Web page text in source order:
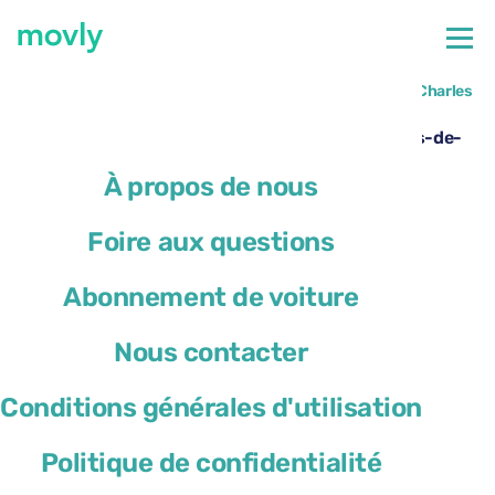
À propos de nous
Foire aux questions
Abonnement de voiture
Nous contacter
Conditions générales d'utilisation
Politique de confidentialité
Toutes les voitures disponibles à l’aéroport de Paris Charles
Location de voiture à l’aéroport de Paris-Charles-de-